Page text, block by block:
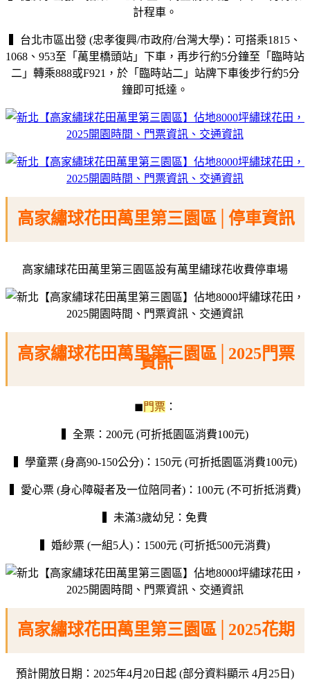
計程車。
▍台北市區出發 (忠孝復興/市政府/台灣大學)：可搭乘1815、
1068、953至「萬里橋頭站」下車，再步行約5分鐘至「臨時站
二」轉乘888或F921，於「臨時站二」站牌下車後步行約5分
鐘即可抵達。
高家繡球花田萬里第三園區│停車資訊
高家繡球花田萬里第三園區設有萬里繡球花收費停車場
高家繡球花田萬里第三園區│2025門票
資訊
◼︎門票：
▍全票：200元 (可折抵園區消費100元)
▍學童票 (身高90-150公分)：150元 (可折抵園區消費100元)
▍愛心票 (身心障礙者及一位陪同者)：100元 (不可折抵消費)
▍未滿3歲幼兒：免費
▍婚紗票 (一組5人)：1500元 (可折抵500元消費)
高家繡球花田萬里第三園區│2025花期
預計開放日期：2025年4月20日起 (部分資料顯示 4月25日)